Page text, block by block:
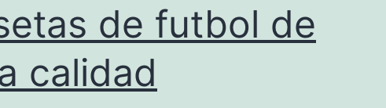
de futbol de
calidad